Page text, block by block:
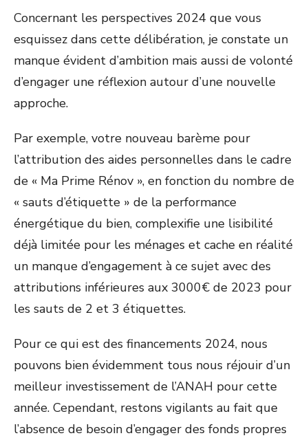
Concernant les perspectives 2024 que vous
esquissez dans cette délibération, je constate un
manque évident d’ambition mais aussi de volonté
d’engager une réflexion autour d’une nouvelle
approche.
Par exemple, votre nouveau barème pour
l’attribution des aides personnelles dans le cadre
de « Ma Prime Rénov », en fonction du nombre de
« sauts d’étiquette » de la performance
énergétique du bien, complexifie une lisibilité
déjà limitée pour les ménages et cache en réalité
un manque d’engagement à ce sujet avec des
attributions inférieures aux 3000€ de 2023 pour
les sauts de 2 et 3 étiquettes.
Pour ce qui est des financements 2024, nous
pouvons bien évidemment tous nous réjouir d’un
meilleur investissement de l’ANAH pour cette
année. Cependant, restons vigilants au fait que
l’absence de besoin d’engager des fonds propres